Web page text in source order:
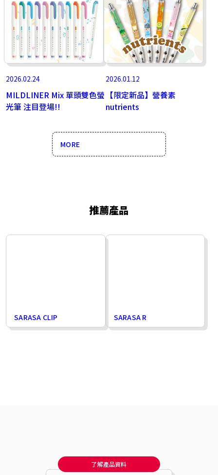
2026.02.24
MILDLINER Mix 單頭雙色螢
光筆 注目登場!!
2026.01.12
【限定新品】營養素
nutrients
MORE
推薦產品
SARASA CLIP SARASA R
了解產品資料